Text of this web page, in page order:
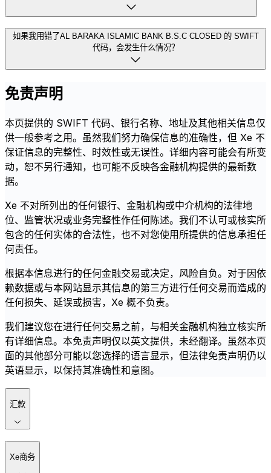
如果我用错了AL BARAKA ISLAMIC BANK B.S.C CLOSED 的 SWIFT
代码，会发生什么情况？
免责声明
本页提供的 SWIFT 代码、银行名称、地址及其他相关信息仅
供一般参考之用。虽然我们努力确保信息的准确性，但 Xe 不
保证信息的完整性、时效性或无误性。详细内容可能会有所变
动，恕不另行通知，也可能不反映各金融机构提供的最新数
据。
Xe 不对所列出的任何银行、金融机构或中介机构的法律地
位、监管状况或业务完整性作任何陈述。我们不认可或核实所
包含的任何实体的合法性，也不对您使用所提供的信息承担任
何责任。
根据本信息进行的任何金融交易或决定，风险自负。对于因依
赖数据或与本网站显示其信息的第三方进行任何交易而造成的
任何损失、延误或损害，Xe 概不负责。
我们建议您在进行任何交易之前，与相关金融机构独立核实所
有详细信息。本免责声明仅以英文提供，未经翻译。虽然本页
面的其他部分可能以您选择的语言显示，但法律免责声明仍以
英语显示，以保持其准确性和意图。
汇款
Xe商务